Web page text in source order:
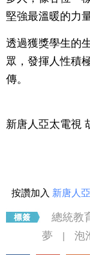
堅強最溫暖的力
透過獲獎學生的
眾，發揮人性積
傳。
新唐人亞太電視
按讚加入 新唐人
總統教
夢
泡